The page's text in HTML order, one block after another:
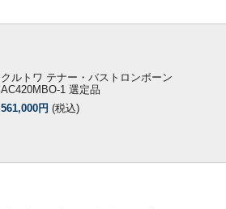
クルトワ テナー・バストロンボーン
AC420MBO-1 選定品
561,000円 (税込)